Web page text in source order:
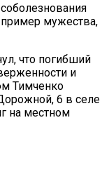
мужества,
что погибший
и
Тимченко
6 в селе
на местном